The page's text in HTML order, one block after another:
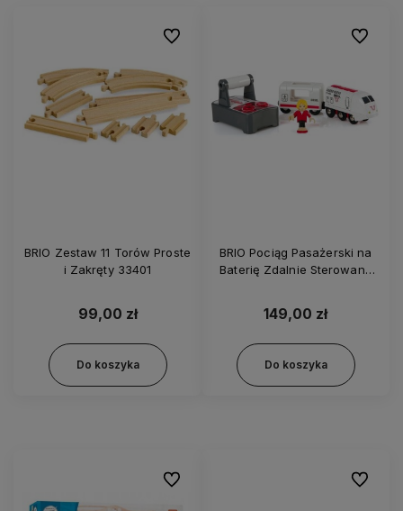
BRIO Zestaw 11 Torów Proste
i Zakręty 33401
99,00 zł
Do koszyka
Do ulubionych
BRIO Pociąg Pasażerski na
Baterię Zdalnie Sterowany
149,00 zł
Do koszyka
Do
Do ulubionych Do